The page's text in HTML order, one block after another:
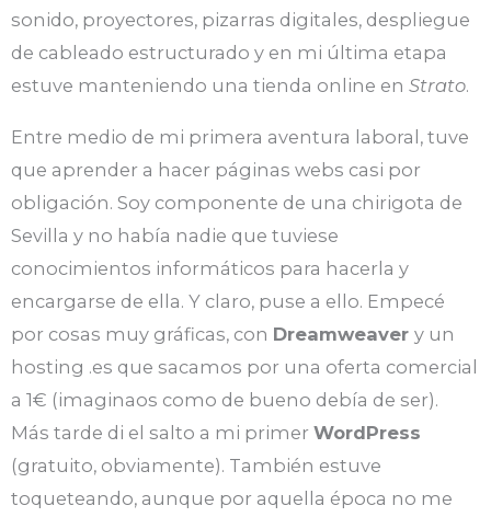
sonido, proyectores, pizarras digitales, despliegue
de cableado estructurado y en mi última etapa
estuve manteniendo una tienda online en Strato.
Entre medio de mi primera aventura laboral, tuve
que aprender a hacer páginas webs casi por
obligación. Soy componente de una chirigota de
Sevilla y no había nadie que tuviese
conocimientos informáticos para hacerla y
encargarse de ella. Y claro, puse a ello. Empecé
por cosas muy gráficas, con Dreamweaver y un
hosting .es que sacamos por una oferta comercial
a 1€ (imaginaos como de bueno debía de ser).
Más tarde di el salto a mi primer WordPress
(gratuito, obviamente). También estuve
toqueteando, aunque por aquella época no me